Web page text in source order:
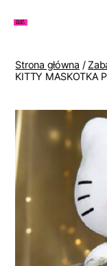
Lenki
Strona główna /
KITTY MASKOTKA